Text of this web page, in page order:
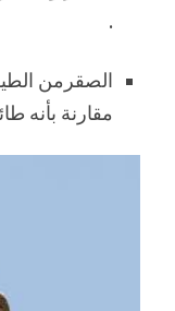
.
الصقرمن
مقارنة بأنه